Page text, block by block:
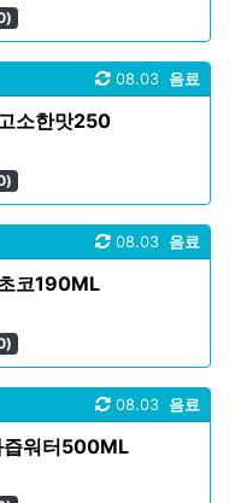
음료
08.03
소한맛250
음료
08.03
코190ML
음료
08.03
즙워터500ML